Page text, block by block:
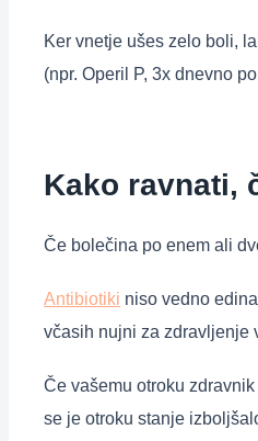
Ker vnetje ušes zelo boli,
(npr. Operil P, 3x dnevno
Kako ravnati,
Če bolečina po enem ali
Antibiotiki niso vedno
včasih nujni za zdravljenje
Če vašemu otroku
se je otroku stanje